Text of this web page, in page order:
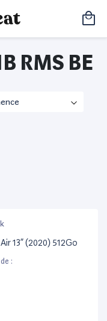
RMS BE
13” (2020) 512Go
: